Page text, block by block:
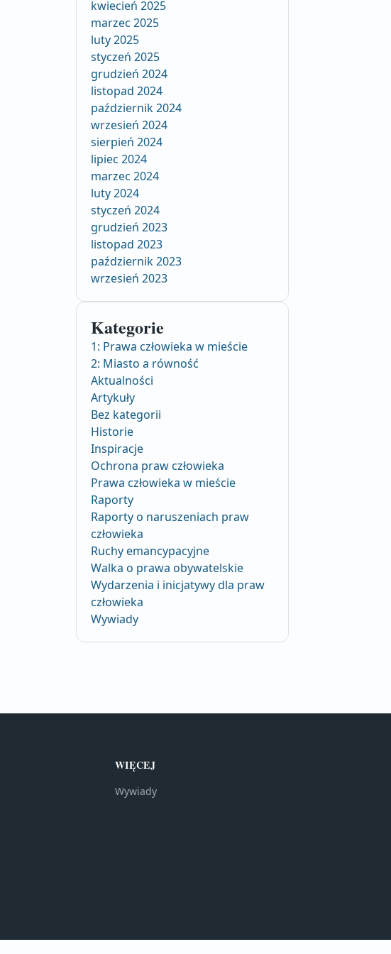
kwiecień 2025
marzec 2025
luty 2025
styczeń 2025
grudzień 2024
listopad 2024
październik 2024
wrzesień 2024
sierpień 2024
lipiec 2024
marzec 2024
luty 2024
styczeń 2024
grudzień 2023
listopad 2023
październik 2023
wrzesień 2023
Kategorie
1: Prawa człowieka w mieście
2: Miasto a równość
Aktualności
Artykuły
Bez kategorii
Historie
Inspiracje
Ochrona praw człowieka
Prawa człowieka w mieście
Raporty
Raporty o naruszeniach praw
człowieka
Ruchy emancypacyjne
Walka o prawa obywatelskie
Wydarzenia i inicjatywy dla praw
człowieka
Wywiady
WIĘCEJ
Wywiady